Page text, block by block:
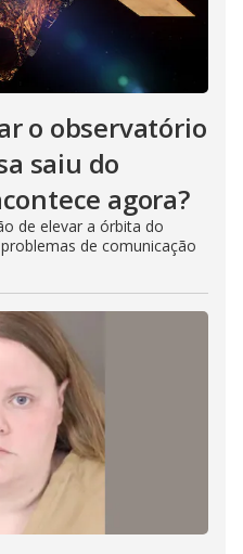
o observatório
saiu do
agora?
de elevar a órbita do
de comunicação